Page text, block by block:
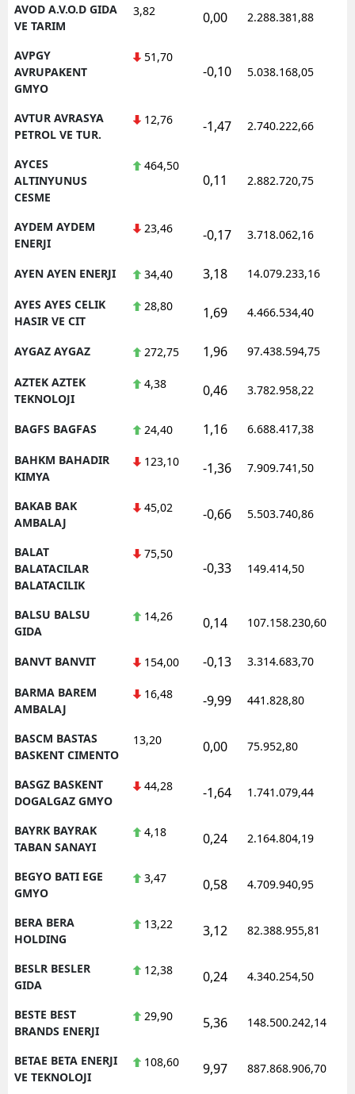
AVOD A.V.O.D GIDA
VE TARIM
3,82 0,00 2.288.381,88
AVPGY
AVRUPAKENT
GMYO
51,70
-0,10 5.038.168,05
AVTUR AVRASYA
PETROL VE TUR.
12,76 -1,47 2.740.222,66
AYCES
ALTINYUNUS
CESME
464,50
0,11 2.882.720,75
AYDEM AYDEM
ENERJI
23,46 -0,17 3.718.062,16
AYEN AYEN ENERJI 34,40 3,18 14.079.233,16
AYES AYES CELIK
HASIR VE CIT
28,80 1,69 4.466.534,40
AYGAZ AYGAZ 272,75 1,96 97.438.594,75
AZTEK AZTEK
TEKNOLOJI
4,38 0,46 3.782.958,22
BAGFS BAGFAS 24,40 1,16 6.688.417,38
BAHKM BAHADIR
KIMYA
123,10 -1,36 7.909.741,50
BAKAB BAK
AMBALAJ
45,02 -0,66 5.503.740,86
BALAT
BALATACILAR
BALATACILIK
75,50
-0,33 149.414,50
BALSU BALSU
GIDA
14,26 0,14 107.158.230,60
BANVT BANVIT 154,00 -0,13 3.314.683,70
BARMA BAREM
AMBALAJ
16,48 -9,99 441.828,80
BASCM BASTAS
BASKENT CIMENTO
13,20 0,00 75.952,80
BASGZ BASKENT
DOGALGAZ GMYO
44,28 -1,64 1.741.079,44
BAYRK BAYRAK
TABAN SANAYI
4,18 0,24 2.164.804,19
BEGYO BATI EGE
GMYO
3,47 0,58 4.709.940,95
BERA BERA
HOLDING
13,22 3,12 82.388.955,81
BESLR BESLER
GIDA
12,38 0,24 4.340.254,50
BESTE BEST
BRANDS ENERJI
29,90 5,36 148.500.242,14
BETAE BETA ENERJI
VE TEKNOLOJI
108,60 9,97 887.868.906,70